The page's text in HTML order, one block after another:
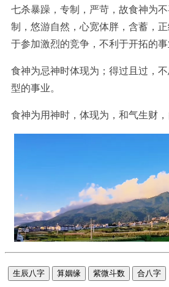
七杀暴躁，专制，严苛，故食神为
制，悠游自然，心宽体胖，含蓄，
于参加激烈的竞争，不利于开拓的事
食神为忌神时体现为；得过且过，
型的事业。
食神为用神时，体现为，和气生财，
生辰八字 算姻缘 紫微斗数 合八字